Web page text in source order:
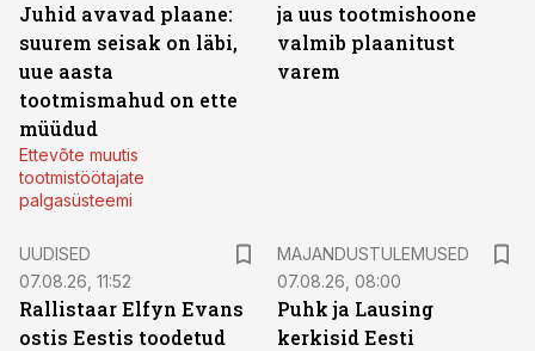
Juhid avavad plaane:
suurem seisak on läbi,
uue aasta
tootmismahud on ette
müüdud
Ettevõte muutis
tootmistöötajate
palgasüsteemi
ja uus tootmishoone
valmib plaanitust
varem
UUDISED
07.08.26, 11:52
Rallistaar Elfyn Evans
ostis Eestis toodetud
MAJANDUSTULEMUSED
07.08.26, 08:00
Puhk ja Lausing
kerkisid Eesti